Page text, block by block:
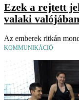
Ezek a rejtett
valaki
Az emberek ritkán
KOMMUNIKÁCIÓ